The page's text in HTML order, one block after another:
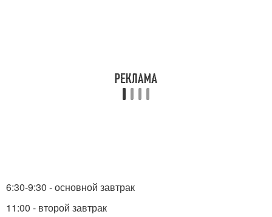
6:30-9:30 - основной завтрак
11:00 - второй завтрак